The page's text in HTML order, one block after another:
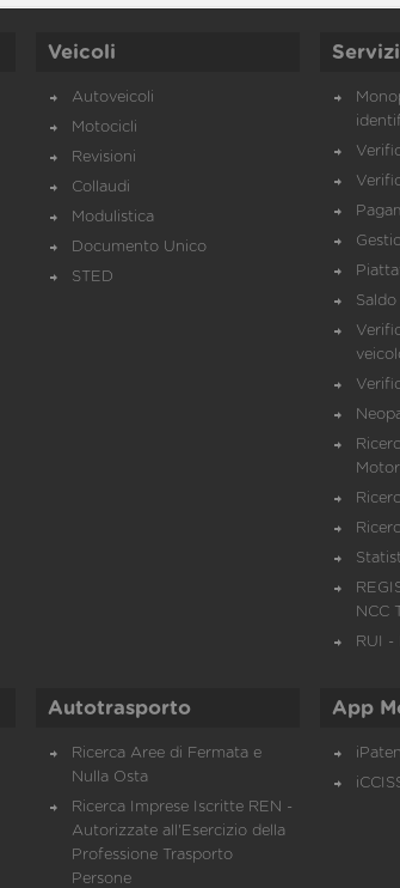
Veicoli
Autoveicoli
Motocicli
Revisioni
Collaudi
Modulistica
Documento Unico
STED
NCC
RUI -
Autotrasporto
Ricerca Aree di Fermata e
Nulla Osta
Ricerca Imprese Iscritte REN -
Autorizzate all'Esercizio della
Professione Trasporto
Persone
App